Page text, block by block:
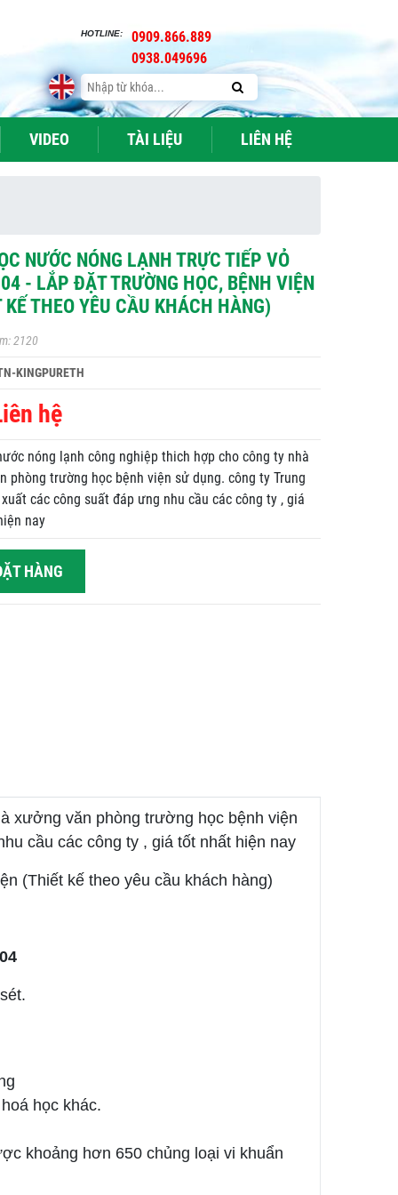
HOTLINE:
0909.866.889
0938.049696
VIDEO TÀI LIỆU LIÊN HỆ
NƯỚC NÓNG LẠNH TRỰC TIẾP VỎ
- LẮP ĐẶT TRƯỜNG HỌC, BỆNH VIỆN
THEO YÊU CẦU KHÁCH HÀNG)
2120
KINGPURETH
hệ
nóng lạnh công nghiệp thich hợp cho công ty nhà
phòng trường học bệnh viện sử dụng. công ty Trung
các công suất đáp ưng nhu cầu các công ty , giá
nay
HÀNG
xưởng văn phòng trường học bệnh viện
cầu các công ty , giá tốt nhất hiện nay
(Thiết kế theo yêu cầu khách hàng)
học khác.
khoảng hơn 650 chủng loại vi khuẩn